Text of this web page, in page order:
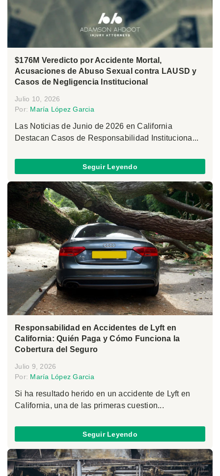
$176M Veredicto por Accidente Mortal,
Acusaciones de Abuso Sexual contra LAUSD y
Casos de Negligencia Institucional
Julio 10, 2026
Por: María López Garcia
Las Noticias de Junio de 2026 en California
Destacan Casos de Responsabilidad Instituciona...
Seguir Leyendo
Responsabilidad en Accidentes de Lyft en
California: Quién Paga y Cómo Funciona la
Cobertura del Seguro
Julio 9, 2026
Por: María López Garcia
Si ha resultado herido en un accidente de Lyft en
California, una de las primeras cuestion...
Seguir Leyendo